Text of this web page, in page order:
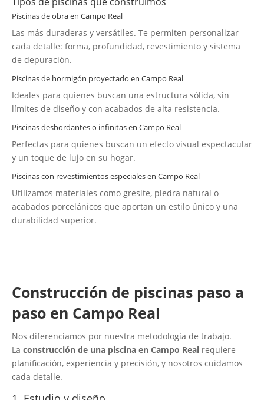
Piscinas de obra en Campo Real
Las más duraderas y versátiles. Te permiten personalizar
cada detalle: forma, profundidad, revestimiento y sistema
de depuración.
Piscinas de hormigón proyectado en Campo Real
Ideales para quienes buscan una estructura sólida, sin
límites de diseño y con acabados de alta resistencia.
Piscinas desbordantes o infinitas en Campo Real
Perfectas para quienes buscan un efecto visual espectacular
y un toque de lujo en su hogar.
Piscinas con revestimientos especiales en Campo Real
Utilizamos materiales como gresite, piedra natural o
acabados porcelánicos que aportan un estilo único y una
durabilidad superior.
Construcción de piscinas paso a
paso en Campo Real
Nos diferenciamos por nuestra metodología de trabajo.
La construcción de una piscina en Campo Real requiere
planificación, experiencia y precisión, y nosotros cuidamos
cada detalle.